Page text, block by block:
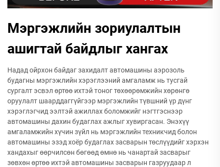
Мэргэжлийн зориулалтын
ашигтай байдлыг хангах
Надад ойрхон байдаг захидалт автомашины аэрозоль
будагны мэргэжлийн хэрэглээний амгаламж нь тусгай
сургалт эсвэл өртөө ихтэй тоног төхөөрөмжийн хөрөнгө
оруулалт шаарддаггүйгээр мэргэжлийн түвшний үр дүнг
хэрэглэгчид ээлтэй ажиллах боломжийг нэгтгэснээр
автомашины дахин будаглах ажлыг хувиргасан. Энэхүү
амгаламжийн хүчин зүйл нь мэргэжлийн техникчид болон
автомашины эзэд хоёр будаглах засварын төслүүдийг хэрхэн
хандахыг өөрчилсөн бөгөөд өмнө нь чанартай засварыг
зөвхөн өртөө ихтэй автомашины засварын газруудаар л